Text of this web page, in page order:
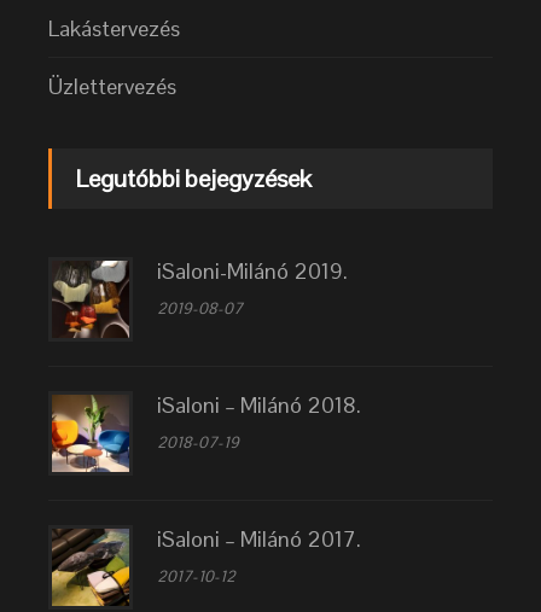
Lakástervezés
Üzlettervezés
Legutóbbi bejegyzések
iSaloni-Milánó 2019.
2019-08-07
iSaloni – Milánó 2018.
2018-07-19
iSaloni – Milánó 2017.
2017-10-12